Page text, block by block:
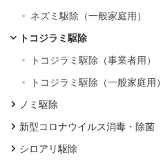
ネズミ駆除（一般家庭用）
トコジラミ駆除
トコジラミ駆除（事業者用）
トコジラミ駆除（一般家庭用）
ノミ駆除
新型コロナウイルス消毒・除菌
シロアリ駆除